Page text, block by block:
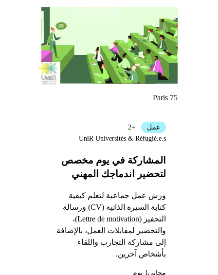
Paris 75
المشاركة في يوم مخصص
لتحضير اندماجك المهني
ورش عمل جماعية لتعلم كيفية
كتابة السيرة الذاتية (CV) ورسالة
التحفيز (Lettre de motivation)،
والتحضير لمقابلات العمل، بالإضافة
إلى مشاركة التجارب واللقاء
بأشخاص آخرين.
عمل
+2
UniR Universités & Réfugié.e.s
مجاني1 يوم